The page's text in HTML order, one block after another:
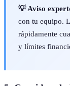
💡 Aviso
con tu equipo.
rápidamente
y límites